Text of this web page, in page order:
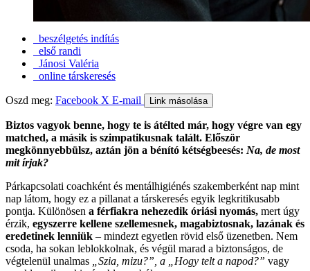
beszélgetés indítás
első randi
Jánosi Valéria
online társkeresés
Oszd meg: Facebook X E-mail Link másolása
Biztos vagyok benne, hogy te is átélted már, hogy végre van egy
matched, a másik is szimpatikusnak talált. Először
megkönnyebbülsz, aztán jön a bénító kétségbeesés: Na, de most
mit írjak?
Párkapcsolati coachként és mentálhigiénés szakemberként nap mint
nap látom, hogy ez a pillanat a társkeresés egyik legkritikusabb
pontja. Különösen a férfiakra nehezedik óriási nyomás, mert úgy
érzik, egyszerre kellene szellemesnek, magabiztosnak, lazának és
eredetinek lenniük – mindezt egyetlen rövid első üzenetben. Nem
csoda, ha sokan leblokkolnak, és végül marad a biztonságos, de
végtelenül unalmas
„Szia, mizu?”, a „Hogy telt a napod?” vagy